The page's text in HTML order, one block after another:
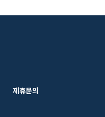
제휴문의